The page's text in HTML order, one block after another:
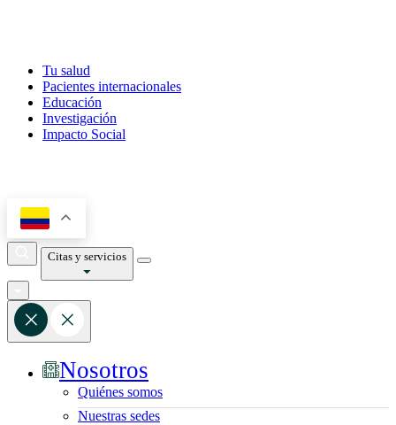
Tu salud
Pacientes internacionales
Educación
Investigación
Impacto Social
Citas y servicios
Nosotros
Quiénes somos
Nuestras sedes